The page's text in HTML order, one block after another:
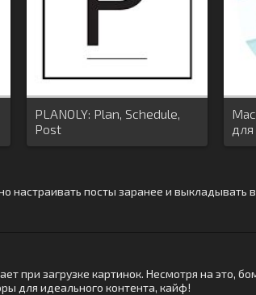
PLANOLY: Plan, Schedule,
Post
посты заранее и выкладывать
при загрузке картинок. Несмотря на это,
для идеального контента, кайф!